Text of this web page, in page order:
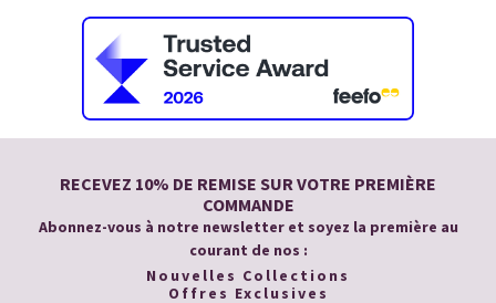
RECEVEZ 10% DE REMISE SUR VOTRE PREMIÈRE
COMMANDE
Abonnez-vous à notre newsletter et soyez la première au
courant de nos :
Nouvelles Collections
Offres Exclusives